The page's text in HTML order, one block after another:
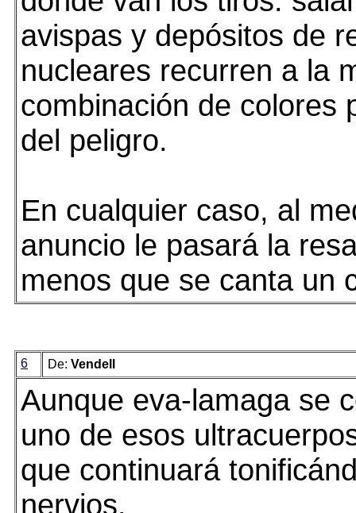
avispas y depósitos de
nucleares recurren a la
combinación de colores
del peligro.
En cualquier caso, al
anuncio le pasará la
menos que se canta un
6 De: Vendell
Aunque eva-lamaga se
uno de esos
que continuará
nervios.